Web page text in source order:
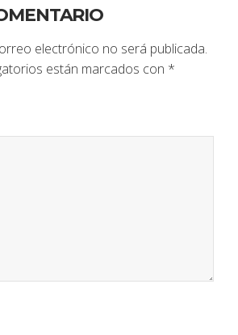
electrónico no será publicada.
están marcados con *